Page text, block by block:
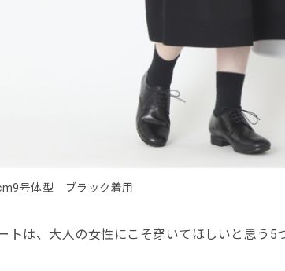
号体型 ブラック着用
トは、大人の女性にこそ穿いてほしいと思う5